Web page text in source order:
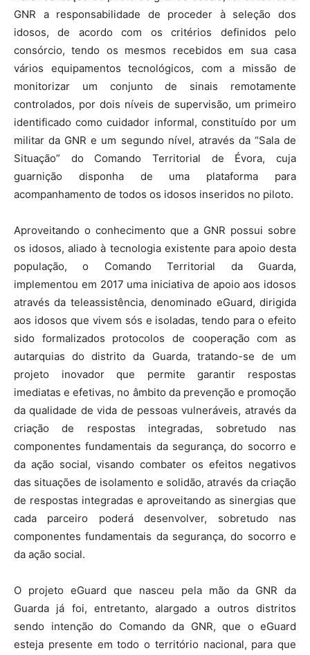
GNR a responsabilidade de proceder à seleção dos
idosos, de acordo com os critérios definidos pelo
consórcio, tendo os mesmos recebidos em sua casa
vários equipamentos tecnológicos, com a missão de
monitorizar um conjunto de sinais remotamente
controlados, por dois níveis de supervisão, um primeiro
identificado como cuidador informal, constituído por um
militar da GNR e um segundo nível, através da “Sala de
Situação” do Comando Territorial de Évora, cuja
guarnição disponha de uma plataforma para
acompanhamento de todos os idosos inseridos no piloto.
Aproveitando o conhecimento que a GNR possui sobre
os idosos, aliado à tecnologia existente para apoio desta
população, o Comando Territorial da Guarda,
implementou em 2017 uma iniciativa de apoio aos idosos
através da teleassistência, denominado eGuard, dirigida
aos idosos que vivem sós e isoladas, tendo para o efeito
sido formalizados protocolos de cooperação com as
autarquias do distrito da Guarda, tratando-se de um
projeto inovador que permite garantir respostas
imediatas e efetivas, no âmbito da prevenção e promoção
da qualidade de vida de pessoas vulneráveis, através da
criação de respostas integradas, sobretudo nas
componentes fundamentais da segurança, do socorro e
da ação social, visando combater os efeitos negativos
das situações de isolamento e solidão, através da criação
de respostas integradas e aproveitando as sinergias que
cada parceiro poderá desenvolver, sobretudo nas
componentes fundamentais da segurança, do socorro e
da ação social.
O projeto eGuard que nasceu pela mão da GNR da
Guarda já foi, entretanto, alargado a outros distritos
sendo intenção do Comando da GNR, que o eGuard
esteja presente em todo o território nacional, para que